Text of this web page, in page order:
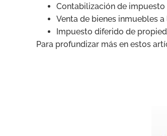
Contabilización de
Venta de bienes inmuebles
Impuesto diferido de
Para profundizar más en estos